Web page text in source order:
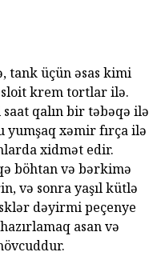
tank üçün əsas kimi
krem tortlar ilə.
qalın bir təbəqə ilə
yumşaq xəmir fırça ilə
xidmət edir.
böhtan və bərkimə
və sonra yaşıl kütlə
dəyirmi peçenye
asan və